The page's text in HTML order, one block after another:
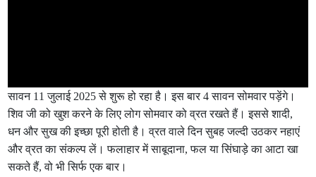
सावन 11 जुलाई 2025 से शुरू हो रहा है। इस बार 4 सावन सोमवार पड़ेंगे।
शिव जी को खुश करने के लिए लोग सोमवार को व्रत रखते हैं। इससे शादी,
धन और सुख की इच्छा पूरी होती है। व्रत वाले दिन सुबह जल्दी उठकर नहाएं
और व्रत का संकल्प लें। फलाहार में साबूदाना, फल या सिंघाड़े का आटा खा
सकते हैं, वो भी सिर्फ एक बार।